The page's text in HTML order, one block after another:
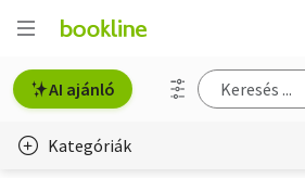
AI ajánló
Kategóriák